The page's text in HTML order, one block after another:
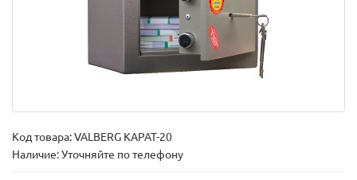
Код товара:VALBERG КАРАТ-20
Наличие: Уточняйте по телефону